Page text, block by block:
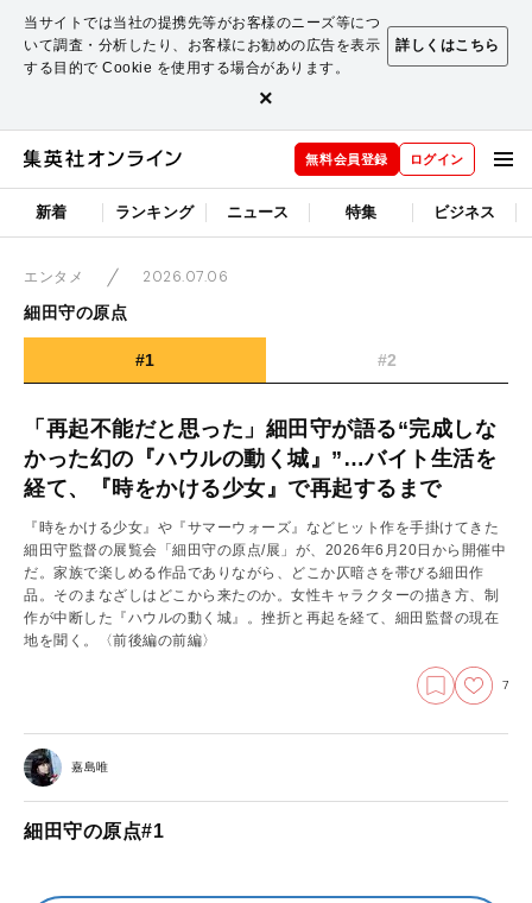
当サイトでは当社の提携先等がお客様のニーズ等につ
いて調査・分析したり、お客様にお勧めの広告を表示
する目的で Cookie を使用する場合があります。
詳しくはこちら
×
無料会員登録 ログイン
新着 ランキング ニュース 特集 ビジネス
エンタメ
2026.07.06
細田守の原点
#1 #2
「再起不能だと思った」細田守が語る“完成しな
かった幻の『ハウルの動く城』”…バイト生活を
経て、『時をかける少女』で再起するまで
『時をかける少女』や『サマーウォーズ』などヒット作を手掛けてきた
細田守監督の展覧会「細田守の原点/展」が、2026年6月20日から開催中
だ。家族で楽しめる作品でありながら、どこか仄暗さを帯びる細田作
品。そのまなざしはどこから来たのか。女性キャラクターの描き方、制
作が中断した『ハウルの動く城』。挫折と再起を経て、細田監督の現在
地を聞く。
〈前後編の前編〉
7
嘉島唯
細田守の原点#1